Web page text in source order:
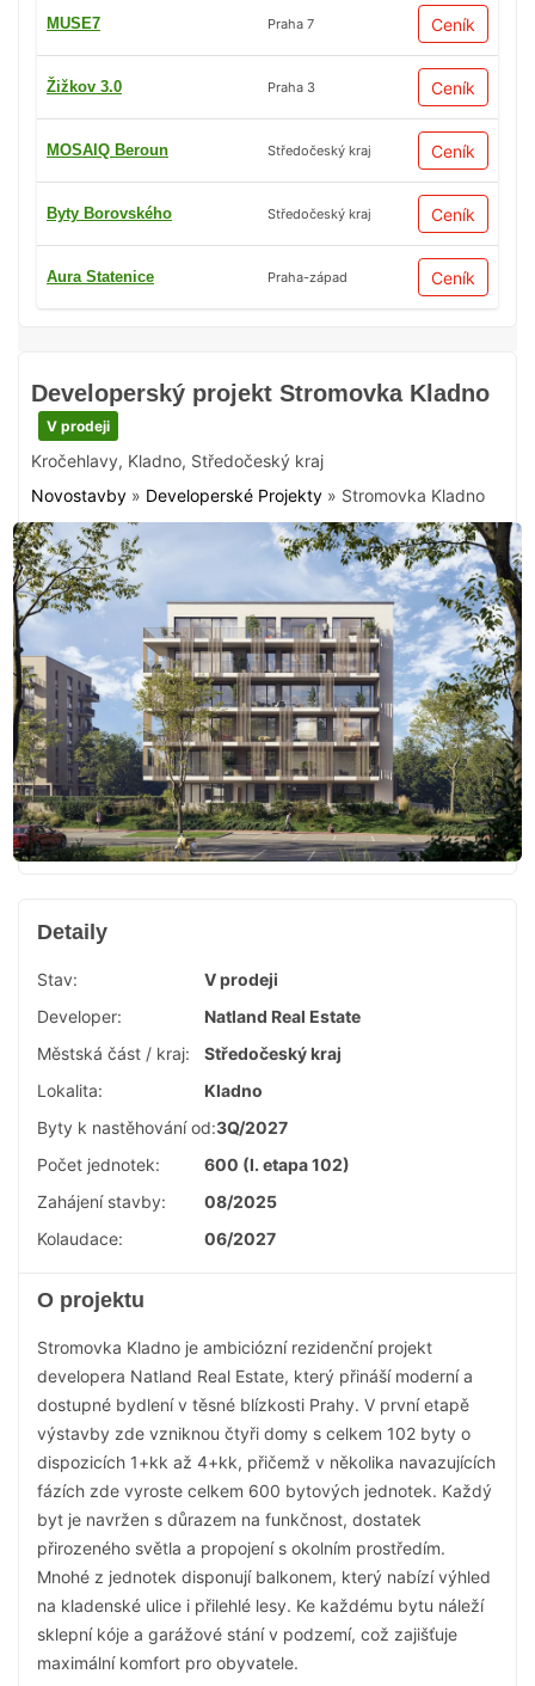
Developerský projekt Stromovka Kladno
V prodeji
Kročehlavy, Kladno, Středočeský kraj
Novostavby » Developerské Projekty » Stromovka Kladno
MUSE7 Praha 7 Ceník
Žižkov 3.0 Praha 3 Ceník
MOSAIQ Beroun Středočeský kraj Ceník
Byty Borovského Středočeský kraj Ceník
Aura Statenice Praha-západ Ceník
Detaily
Stav:
V prodeji
Developer:
Natland Real Estate
Městská část / kraj:
Středočeský kraj
Lokalita:
Kladno
Byty k nastěhování od:3Q/2027
Počet jednotek:
600 (I. etapa 102)
Zahájení stavby:
08/2025
Kolaudace:
06/2027
O projektu
Stromovka Kladno je ambiciózní rezidenční projekt
developera Natland Real Estate, který přináší moderní a
dostupné bydlení v těsné blízkosti Prahy. V první etapě
výstavby zde vzniknou čtyři domy s celkem 102 byty o
dispozicích 1+kk až 4+kk, přičemž v několika navazujících
fázích zde vyroste celkem 600 bytových jednotek. Každý
byt je navržen s důrazem na funkčnost, dostatek
přirozeného světla a propojení s okolním prostředím.
Mnohé z jednotek disponují balkonem, který nabízí výhled
na kladenské ulice i přilehlé lesy. Ke každému bytu náleží
sklepní kóje a garážové stání v podzemí, což zajišťuje
maximální komfort pro obyvatele.